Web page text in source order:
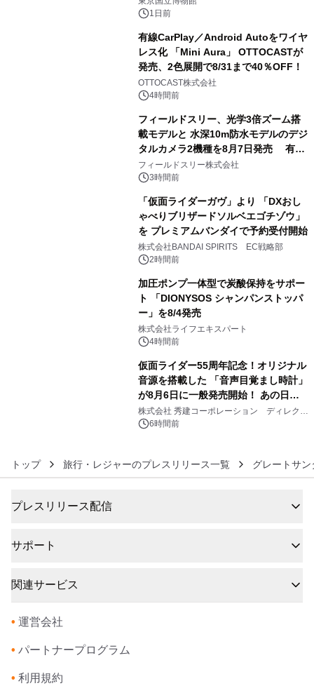
1日前
有線CarPlay／Android Autoをワイヤ
レス化 「Mini Aura」 OTTOCASTが
発売、2色展開で8/31まで40％OFF！
OTTOCAST株式会社
4時間前
フィールドスリー、光学3倍ズーム搭
載モデルと 水深10m防水モデルのデジ
タルカメラ2機種を8月7日発売 有効
約1300万画素、用途別に選べるコンデ
ジ新登場
フィールドスリー株式会社
3時間前
「仮面ライダーガヴ」より 「DXおし
ゃべりブリザードソルベエゴチゾウ」
を プレミアムバンダイで予約受付開始
株式会社BANDAI SPIRITS EC戦略部
2時間前
加圧ポンプ一体型で炭酸保持をサポー
ト 「DIONYSOS シャンパンストッパ
ー」を8/4発売
株式会社ライフエキスパート
4時間前
仮面ライダー55周年記念！オリジナル
音源を搭載した 「音声目覚まし時計」
が8月6日に一般発売開始！ あの日の
大興奮が今甦る
株式会社 秀建コーポレーション ディレクト
アートギャラリー
6時間前
トップ 旅行・レジャーのプレスリリース一覧 グレートサ
プレスリリース配信
サポート
関連サービス
• 運営会社
• パートナープログラム
• 利用規約